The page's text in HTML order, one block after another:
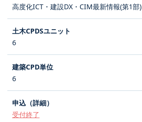
高度化ICT・建設DX・CIM最新情報(第1部)
6
6
受付終了